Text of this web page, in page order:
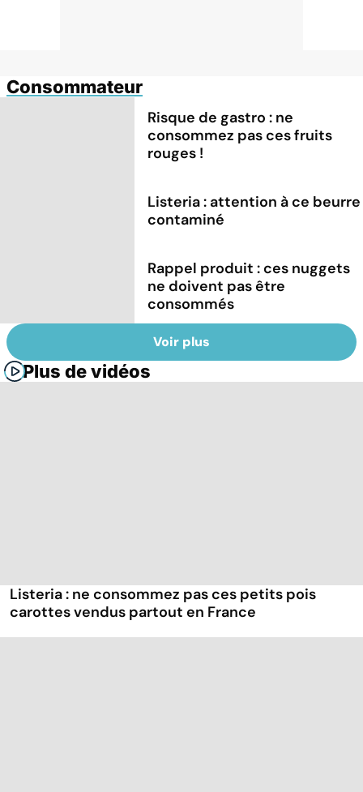
Consommateur
Risque de gastro : ne
consommez pas ces fruits
rouges !
Listeria : attention à ce beurre
contaminé
Rappel produit : ces nuggets
ne doivent pas être
consommés
Voir plus
Plus de vidéos
Listeria : ne consommez pas ces petits pois
carottes vendus partout en France